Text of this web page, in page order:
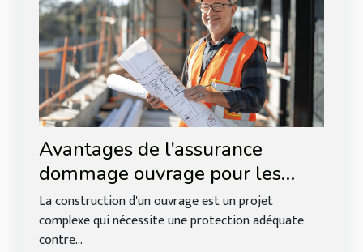
Avantages de l'assurance
dommage ouvrage pour les
maîtres d'ouvrage
La construction d'un ouvrage est un projet
complexe qui nécessite une protection adéquate
contre...